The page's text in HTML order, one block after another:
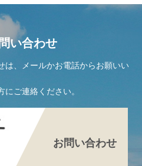
い合わせ
は、メールかお電話からお願いい
ご連絡ください。
お問い合わせ